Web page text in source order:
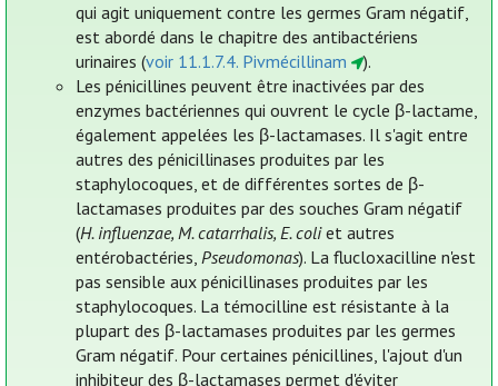
qui agit uniquement contre les germes Gram négatif,
est abordé dans le chapitre des antibactériens
urinaires (voir 11.1.7.4. Pivmécillinam
).
Les pénicillines peuvent être inactivées par des
enzymes bactériennes qui ouvrent le cycle β-lactame,
également appelées les β-lactamases. Il s'agit entre
autres des pénicillinases produites par les
staphylocoques, et de différentes sortes de β-
lactamases produites par des souches Gram négatif
(H. influenzae, M. catarrhalis, E. coliet autres
entérobactéries,Pseudomonas). La flucloxacilline n'est
pas sensible aux pénicillinases produites par les
staphylocoques. La témocilline est résistante à la
plupart des β-lactamases produites par les germes
Gram négatif. Pour certaines pénicillines, l'ajout d'un
inhibiteur des β-lactamases permet d'éviter